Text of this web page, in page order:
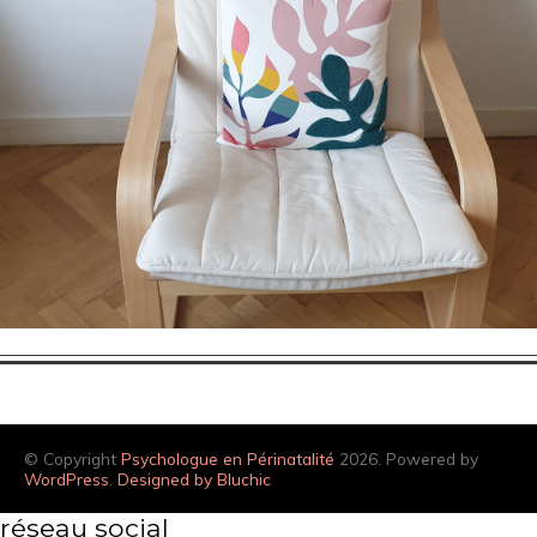
© Copyright Psychologue en Périnatalité 2026. Powered by
WordPress Designed by Bluchic
réseau social